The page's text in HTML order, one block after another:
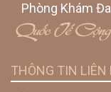
Phòng Khám
Quốc Tế
THÔNG TIN LIÊN